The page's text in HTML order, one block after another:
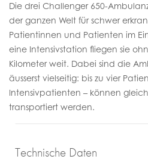
Die drei Challenger 650-
der ganzen Welt für schwer
Patientinnen und Patienten im
eine Intensivstation fliegen sie
Kilometer weit. Dabei sind die
äusserst vielseitig: bis zu vier
Intensivpatienten – können
transportiert werden.
Technische Daten